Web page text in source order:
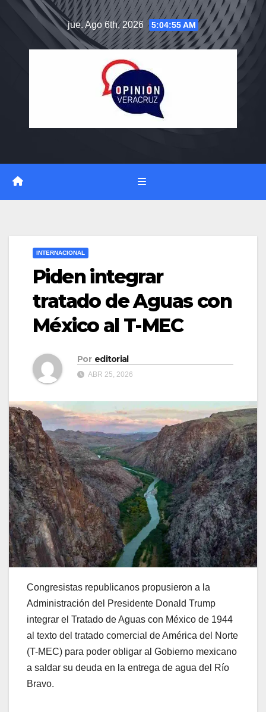
jue. Ago 6th, 2026 5:04:56 AM
INTERNACIONAL
Piden integrar
tratado de Aguas con
México al T-MEC
Por editorial
ABR 25, 2026
Congresistas republicanos propusieron a la
Administración del Presidente Donald Trump
integrar el Tratado de Aguas con México de 1944
al texto del tratado comercial de América del Norte
(T-MEC) para poder obligar al Gobierno mexicano
a saldar su deuda en la entrega de agua del Río
Bravo.